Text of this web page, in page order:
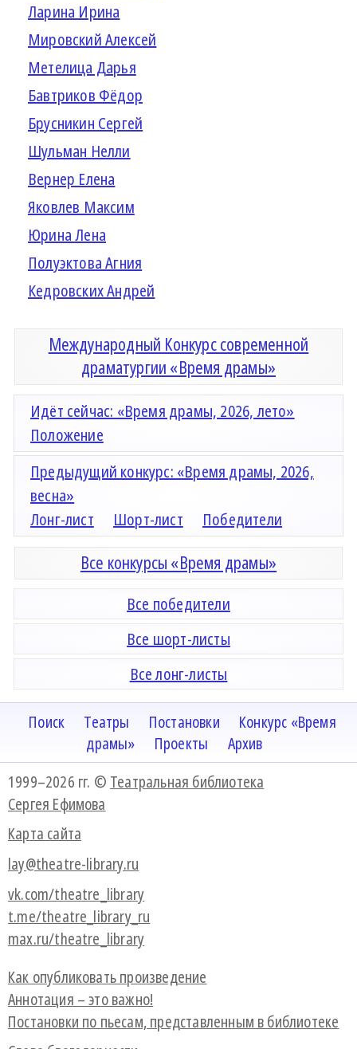
Ларина Ирина
Мировский Алексей
Метелица Дарья
Бавтриков Фёдор
Брусникин Сергей
Шульман Нелли
Вернер Елена
Яковлев Максим
Юрина Лена
Полуэктова Агния
Кедровских Андрей
Международный Конкурс современной
драматургии «Время драмы»
Идёт сейчас: «Время драмы, 2026, лето»
Положение
Предыдущий конкурс: «Время драмы, 2026,
весна»
Лонг-лист
Шорт-лист Победители
Все конкурсы «Время драмы»
Все победители
Все шорт-листы
Все лонг-листы
Поиск Театры Постановки
Конкурс «Время
драмы»
Проекты
Архив
1999–2026 гг. © Театральная библиотека
Сергея Ефимова
Карта сайта
lay@theatre-library.ru
vk.com/theatre_library
t.me/theatre_library_ru
max.ru/theatre_library
Как опубликовать произведение
Аннотация – это важно!
Постановки по пьесам, представленным в библиотеке